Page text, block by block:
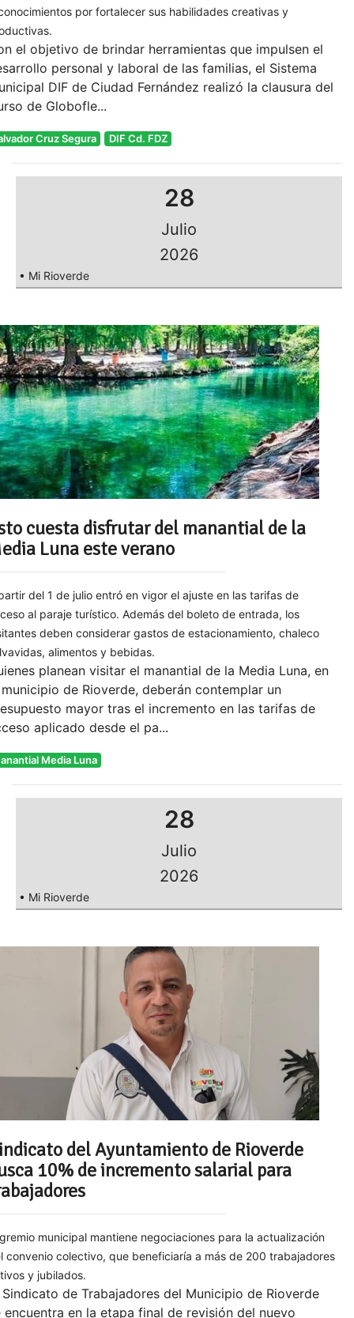
por fortalecer sus habilidades creativas y
el objetivo de brindar herramientas que impulsen el
personal y laboral de las familias, el Sistema
DIF de Ciudad Fernández realizó la clausura del
de Globofle...
Cruz Segura DIF Cd. FDZ
28
Julio
2026
• Mi Rioverde
cuesta disfrutar del manantial de la
Luna este verano
del 1 de julio entró en vigor el ajuste en las tarifas de
al paraje turístico. Además del boleto de entrada, los
deben considerar gastos de estacionamiento, chaleco
alimentos y bebidas.
planean visitar el manantial de la Media Luna, en
de Rioverde, deberán contemplar un
mayor tras el incremento en las tarifas de
aplicado desde el pa...
Media Luna
28
Julio
2026
• Mi Rioverde
del Ayuntamiento de Rioverde
10% de incremento salarial para
municipal mantiene negociaciones para la actualización
convenio colectivo, que beneficiaría a más de 200 trabajadores
y jubilados.
Sindicato de Trabajadores del Municipio de Rioverde
encuentra en la etapa final de revisión del nuevo